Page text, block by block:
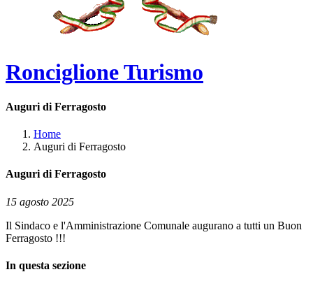
Ronciglione Turismo
Auguri di Ferragosto
Home
Auguri di Ferragosto
Auguri di Ferragosto
15 agosto 2025
Il Sindaco e l'Amministrazione Comunale augurano a tutti un Buon
Ferragosto !!!
In questa sezione